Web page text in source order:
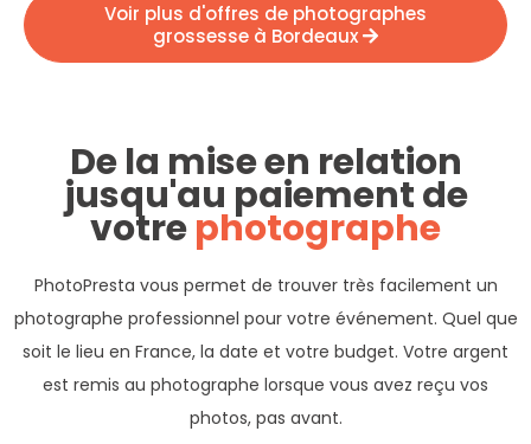
Voir plus d'offres de photographes
grossesse à Bordeaux
De la mise en relation
jusqu'au paiement de
votrephotographe
PhotoPresta vous permet de trouver très facilement un
photographe professionnel pour votre événement. Quel que
soit le lieu en France, la date et votre budget. Votre argent
est remis au photographe lorsque vous avez reçu vos
photos, pas avant.